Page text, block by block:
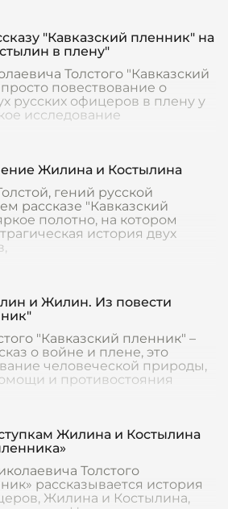
"Кавказский пленник" на
в плену"
Толстого "Кавказский
повествование о
русских офицеров в плену у
исследование
Жилина и Костылина
гений русской
рассказе "Кавказский
полотно, на котором
история двух
и Жилин. Из повести
"Кавказский пленник" –
о войне и плене, это
человеческой природы,
и противостояния
Жилина и Костылина
Толстого
рассказывается история
Жилина и Костылина,